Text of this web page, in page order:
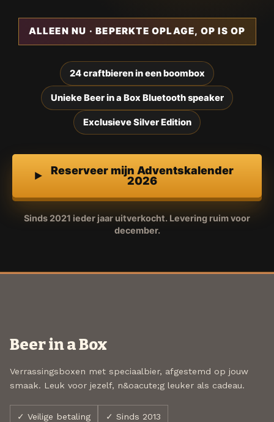
ALLEEN NU · BEPERKTE OPLAGE, OP IS OP
24 craftbieren in een boombox
Unieke Beer in a Box Bluetooth speaker
Exclusieve Silver Edition
Reserveer mijn Adventskalender
2026
Sinds 2021 ieder jaar uitverkocht. Levering ruim voor
december.
Beer in a Box
Verrassingsboxen met speciaalbier, afgestemd op jouw
smaak. Leuk voor jezelf, n&oacute;g leuker als cadeau.
✓ Veilige betaling ✓ Sinds 2013